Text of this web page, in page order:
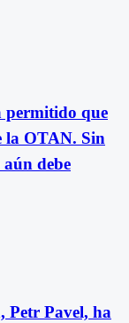
permitido que
la OTAN. Sin
debe
Petr Pavel, ha